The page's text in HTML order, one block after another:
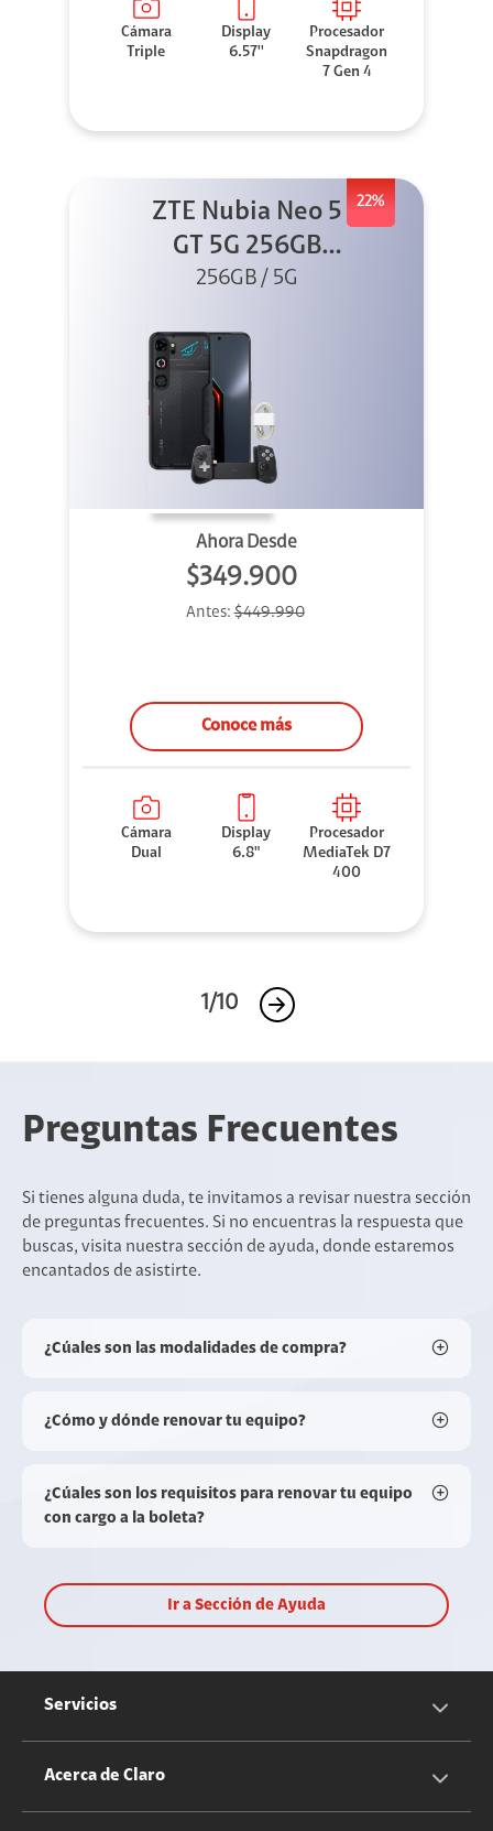
Cámara
Triple
Display
6.57''
Procesador
Snapdragon
7 Gen 4
22%
ZTE Nubia Neo 5
GT 5G 256GB
Negro + GPAD +
256GB / 5G
Ahora Desde
$349.900
Antes:$449.990
Conoce más
Cámara
Dual
Display
6.8"
Procesador
MediaTek D7
400
1/10
Preguntas Frecuentes
Si tienes alguna duda, te invitamos a revisar nuestra sección
de preguntas frecuentes. Si no encuentras la respuesta que
buscas, visita nuestra sección de ayuda, donde estaremos
encantados de asistirte.
¿Cúales son las modalidades de compra?
¿Cómo y dónde renovar tu equipo?
¿Cúales son los requisitos para renovar tu equipo
con cargo a la boleta?
Ir a Sección de Ayuda
Servicios
Servicios Móviles
Acerca de Claro